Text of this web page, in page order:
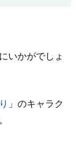
いかがでしょ
」のキャラク